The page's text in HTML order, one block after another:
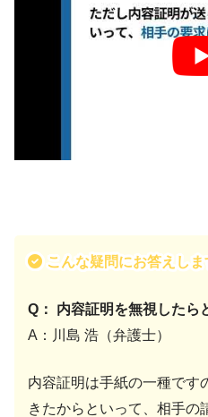
こんな疑問にお答えしま
Q： 内容証明を無視したら
A：川島 浩（弁護士）
内容証明は手紙の一種です
きたからといって、相手の